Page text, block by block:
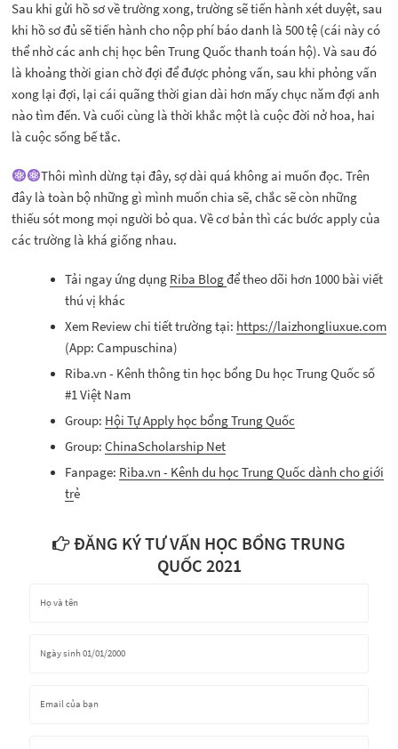
Sau khi gửi hồ sơ về trường xong, trường sẽ tiến hành xét duyệt, sau
khi hồ sơ đủ sẽ tiến hành cho nộp phí báo danh là 500 tệ (cái này có
thể nhờ các anh chị học bên Trung Quốc thanh toán hộ). Và sau đó
là khoảng thời gian chờ đợi để được phỏng vấn, sau khi phỏng vấn
xong lại đợi, lại cái quãng thời gian dài hơn mấy chục năm đợi anh
nào tìm đến. Và cuối cùng là thời khắc một là cuộc đời nở hoa, hai
là cuộc sống bế tắc.
Thôi mình dừng tại đây, sợ dài quá không ai muốn đọc. Trên
đây là toàn bộ những gì mình muốn chia sẽ, chắc sẽ còn những
thiếu sót mong mọi người bỏ qua. Về cơ bản thì các bước apply của
các trường là khá giống nhau.
Tải ngay ứng dụng Riba Blogđể theo dõi hơn 1000 bài viết
thú vị khác
Xem Review chi tiết trường tại: https://laizhongliuxue.com
(App: Campuschina)
Riba.vn - Kênh thông tin học bổng Du học Trung Quốc số
#1 Việt Nam
Group: Hội Tự Apply học bổng Trung Quốc
Group: ChinaScholarship Net
Fanpage: Riba.vn - Kênh du học Trung Quốc dành cho giới
trẻ
ĐĂNG KÝ TƯ VẤN HỌC BỔNG TRUNG
QUỐC 2021